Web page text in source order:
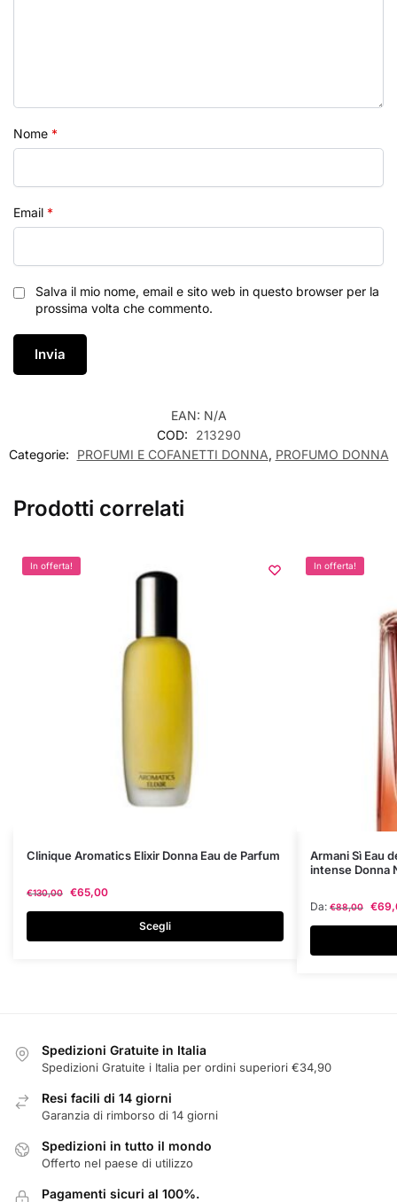
Nome *
Email *
Salva il mio nome, email e sito web in questo browser per la
prossima volta che commento.
EAN: N/A
COD:
213290
Categorie:
PROFUMI E COFANETTI DONNA, PROFUMO DONNA
Prodotti correlati
In offerta!
Clinique Aromatics Elixir Donna Eau de Parfum
€130,00 €65,00
Scegli
Questo
ha
più
varianti.
scelte
nella
del
In offerta!
Armani Sì Eau
intense Donna
Da: €88,00 €
Questo
prodotto
Le
nella
Spedizioni Gratuite in Italia
Spedizioni Gratuite i Italia per ordini superiori €34,90
Resi facili di 14 giorni
Garanzia di rimborso di 14 giorni
Spedizioni in tutto il mondo
Offerto nel paese di utilizzo
Pagamenti sicuri al 100%.